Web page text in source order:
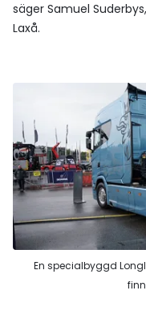
säger Samuel
Laxå.
En specialbyggd